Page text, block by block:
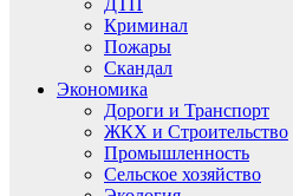
ДТП
Криминал
Пожары
Скандал
Экономика
Дороги и Транспорт
ЖКХ и Строительство
Промышленность
Сельское хозяйство